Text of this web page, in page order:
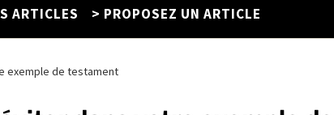
ARTICLES > PROPOSEZ UN ARTICLE
exemple de testament